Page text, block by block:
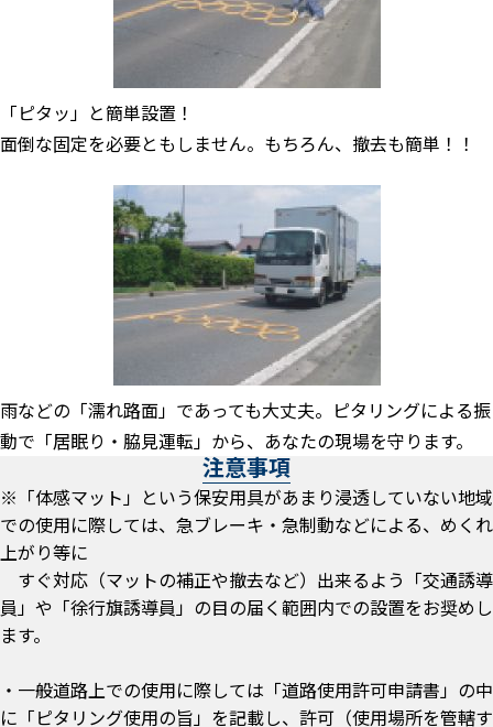
「ピタッ」と簡単設置！
面倒な固定を必要ともしません。もちろん、撤去も簡単！！
雨などの「濡れ路面」であっても大丈夫。ピタリングによる振
動で「居眠り・脇見運転」から、あなたの現場を守ります。
注意事項
※「体感マット」という保安用具があまり浸透していない地域
での使用に際しては、急ブレーキ・急制動などによる、めくれ
上がり等に
すぐ対応（マットの補正や撤去など）出来るよう「交通誘導
員」や「徐行旗誘導員」の目の届く範囲内での設置をお奨めし
ます。
・一般道路上での使用に際しては「道路使用許可申請書」の中
に「ピタリング使用の旨」を記載し、許可（使用場所を管轄す